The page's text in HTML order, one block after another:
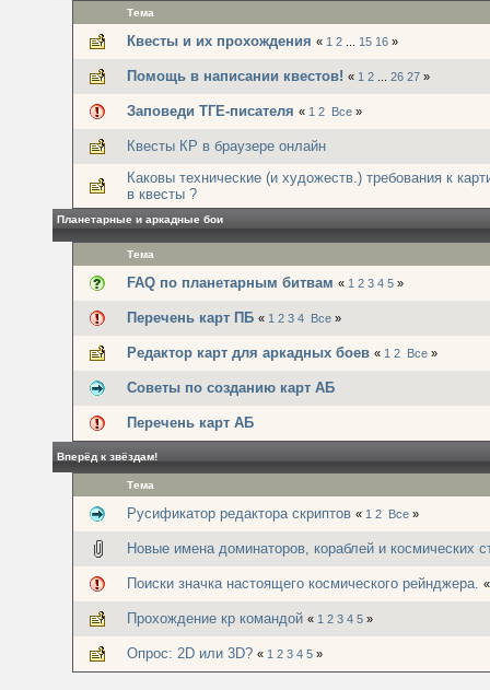
Тема
Квесты и их прохождения « 1 2 15 16 »
Помощь в написании квестов! « 1 2 26 27 »
Заповеди ТГЕ-писателя « 1 2 Все »
Квесты КР в браузере онлайн
Каковы технические (и художеств.) требования к
в квесты ?
Планетарные и аркадные бои
Тема
FAQ по планетарным битвам « 1 2 3 4 5 »
Перечень карт ПБ « 1 2 3 4 Все »
Редактор карт для аркадных боев « 1 2 Все »
Советы по созданию карт АБ
Перечень карт АБ
Вперёд к звёздам!
Тема
Русификатор редактора скриптов « 1 2 Все »
Новые имена доминаторов, кораблей и космических
Поиски значка настоящего космического рейнджера.
Прохождение кр командой « 1 2 3 4 5 »
Опрос: 2D или 3D? « 1 2 3 4 5 »